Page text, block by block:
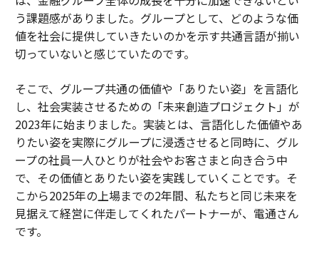
う課題感がありました。グループとして、どのような価
値を社会に提供していきたいのかを示す共通言語が揃い
切っていないと感じていたのです。
そこで、グループ共通の価値や「ありたい姿」を言語化
し、社会実装させるための「未来創造プロジェクト」が
2023年に始まりました。実装とは、言語化した価値やあ
りたい姿を実際にグループに浸透させると同時に、グル
ープの社員一人ひとりが社会やお客さまと向き合う中
で、その価値とありたい姿を実践していくことです。そ
こから2025年の上場までの2年間、私たちと同じ未来を
見据えて経営に伴走してくれたパートナーが、電通さん
です。